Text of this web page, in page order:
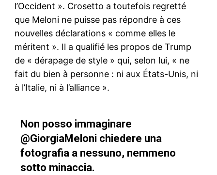
l’Occident ». Crosetto a toutefois regretté
que Meloni ne puisse pas répondre à ces
nouvelles déclarations « comme elles le
méritent ». Il a qualifié les propos de Trump
de « dérapage de style » qui, selon lui, « ne
fait du bien à personne : ni aux États-Unis, ni
à l’Italie, ni à l’alliance ».
Non posso immaginare
@GiorgiaMelonichiedere una
fotografia a nessuno, nemmeno
sotto minaccia.